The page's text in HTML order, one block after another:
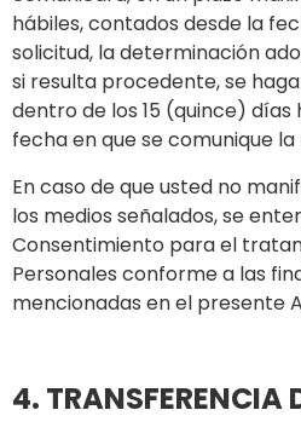
hábiles, contados desde la
solicitud, la determinación
si resulta procedente, se
dentro de los 15 (quince) días
fecha en que se comunique
En caso de que usted no
los medios señalados, se
Consentimiento para el
Personales conforme a las
mencionadas en el presente
4. TRANSFERENCIA